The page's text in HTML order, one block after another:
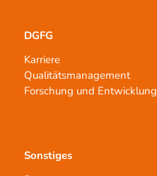
DGFG
Karriere
Qualitätsmanagement
Forschung und Entwicklung
Sonstiges